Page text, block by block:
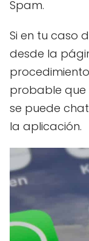
Spam.
Si en tu caso
desde la
probable que
se puede
la aplicación.